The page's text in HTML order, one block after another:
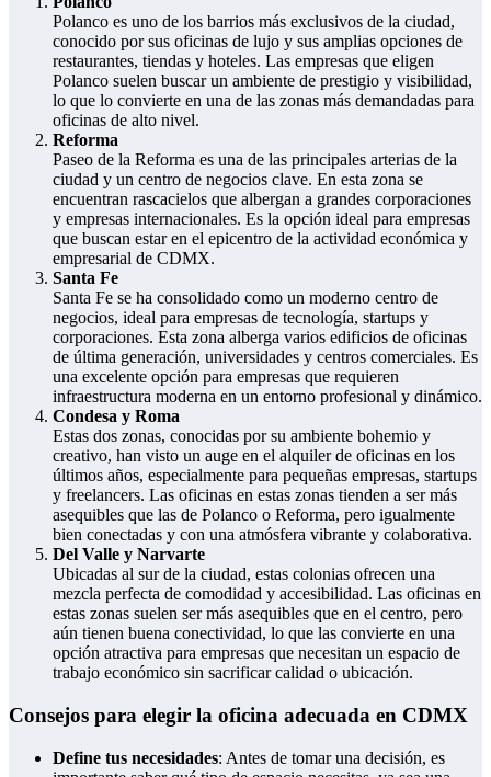
Polanco es uno de los barrios más exclusivos de la ciudad,
conocido por sus oficinas de lujo y sus amplias opciones de
restaurantes, tiendas y hoteles. Las empresas que eligen
Polanco suelen buscar un ambiente de prestigio y visibilidad,
lo que lo convierte en una de las zonas más demandadas para
oficinas de alto nivel.
Reforma
Paseo de la Reforma es una de las principales arterias de la
ciudad y un centro de negocios clave. En esta zona se
encuentran rascacielos que albergan a grandes corporaciones
y empresas internacionales. Es la opción ideal para empresas
que buscan estar en el epicentro de la actividad económica y
empresarial de CDMX.
Santa Fe
Santa Fe se ha consolidado como un moderno centro de
negocios, ideal para empresas de tecnología, startups y
corporaciones. Esta zona alberga varios edificios de oficinas
de última generación, universidades y centros comerciales. Es
una excelente opción para empresas que requieren
infraestructura moderna en un entorno profesional y dinámico.
Condesa y Roma
Estas dos zonas, conocidas por su ambiente bohemio y
creativo, han visto un auge en el alquiler de oficinas en los
últimos años, especialmente para pequeñas empresas, startups
y freelancers. Las oficinas en estas zonas tienden a ser más
asequibles que las de Polanco o Reforma, pero igualmente
bien conectadas y con una atmósfera vibrante y colaborativa.
Del Valle y Narvarte
Ubicadas al sur de la ciudad, estas colonias ofrecen una
mezcla perfecta de comodidad y accesibilidad. Las oficinas en
estas zonas suelen ser más asequibles que en el centro, pero
aún tienen buena conectividad, lo que las convierte en una
opción atractiva para empresas que necesitan un espacio de
trabajo económico sin sacrificar calidad o ubicación.
Consejos para elegir la oficina adecuada en CDMX
Define tus necesidades: Antes de tomar una decisión, es